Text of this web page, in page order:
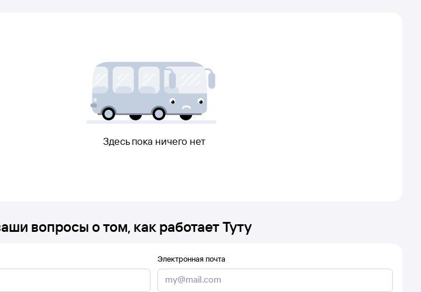
Здесь пока ничего нет
вопросы о том, как работает Туту
Электронная почта